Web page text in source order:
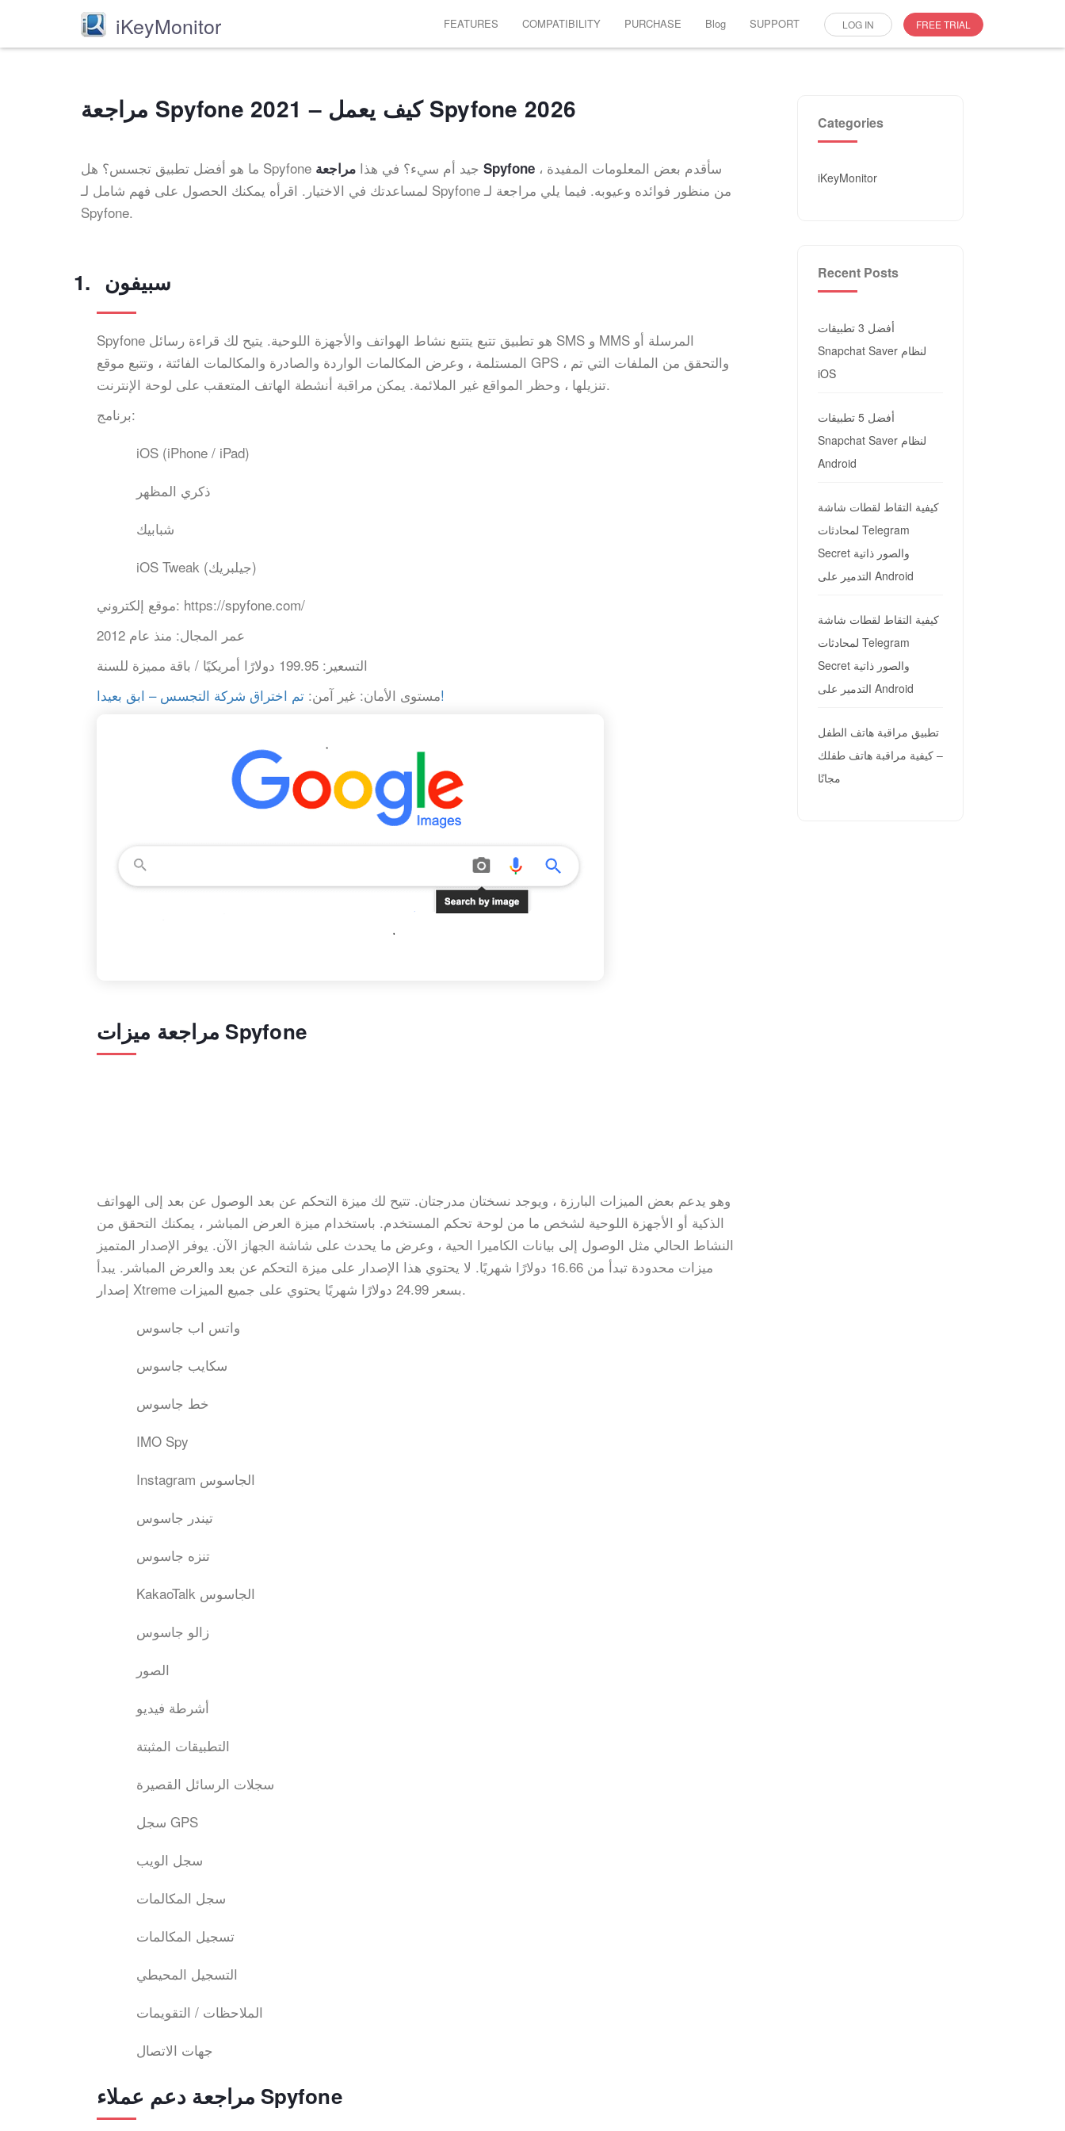
iKeyMonitor FEATURES COMPATIBILITY PURCHASE Blog SUPPORT LOG IN FREE TRIAL
مراجعة Spyfone 2021 – كيف يعمل Spyfone 2026
ما هو أفضل تطبيق تجسس؟ هل Spyfone جيد أم سيء؟ في هذا مراجعة Spyfone ، سأقدم بعض المعلومات المفيدة
لمساعدتك في الاختيار. اقرأه يمكنك الحصول على فهم شامل لـ Spyfone من منظور فوائده وعيوبه. فيما يلي مراجعة لـ
Spyfone.
سبيفون
Spyfone هو تطبيق تتبع يتتبع نشاط الهواتف والأجهزة اللوحية. يتيح لك قراءة رسائل SMS و MMS المرسلة أو
المستلمة ، وعرض المكالمات الواردة والصادرة والمكالمات الفائتة ، وتتبع موقع GPS ، والتحقق من الملفات التي تم
تنزيلها ، وحظر المواقع غير الملائمة. يمكن مراقبة أنشطة الهاتف المتعقب على لوحة الإنترنت.
برنامج:
iOS (iPhone / iPad)
ذكري المظهر
شبابيك
iOS Tweak (جيلبريك)
موقع إلكتروني: https://spyfone.com/
عمر المجال: منذ عام 2012
التسعير:
مستوى الأمان: غير آمن: تم اختراق شركة التجسس – ابق بعيدا!
مراجعة ميزات Spyfone
وهو يدعم بعض الميزات البارزة ، ويوجد نسختان مدرجتان. تتيح لك ميزة التحكم عن بعد الوصول عن بعد إلى الهواتف
الذكية أو الأجهزة اللوحية لشخص ما من لوحة تحكم المستخدم. باستخدام ميزة العرض المباشر ، يمكنك التحقق من
النشاط الحالي مثل الوصول إلى بيانات الكاميرا الحية ، وعرض ما يحدث على شاشة الجهاز الآن. يوفر الإصدار المتميز
ميزات محدودة تبدأ من 16.66 دولارًا شهريًا. لا يحتوي هذا الإصدار على ميزة التحكم عن بعد والعرض المباشر. يبدأ
إصدار Xtreme بسعر 24.99 دولارًا شهريًا يحتوي على جميع الميزات.
واتس اب جاسوس
سكايب جاسوس
خط جاسوس
IMO Spy
Instagram الجاسوس
تيندر جاسوس
تنزه جاسوس
KakaoTalk الجاسوس
زالو جاسوس
الصور
أشرطة فيديو
التطبيقات المثبتة
سجلات الرسائل القصيرة
سجل GPS
سجل الويب
سجل المكالمات
تسجيل المكالمات
التسجيل المحيطي
الملاحظات / التقويمات
جهات الاتصال
مراجعة دعم عملاء Spyfone
Categories
iKeyMonitor
Recent Posts
أفضل 3 تطبيقات
Snapchat Saver لنظام
iOS
أفضل 5 تطبيقات
Snapchat Saver لنظام
Android
كيفية التقاط لقطات شاشة
لمحادثات Telegram
Secret والصور ذاتية
التدمير على Android
كيفية التقاط لقطات شاشة
لمحادثات Telegram
Secret والصور ذاتية
التدمير على Android
تطبيق مراقبة هاتف الطفل
– كيفية مراقبة هاتف طفلك
مجانًا